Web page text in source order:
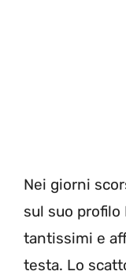
Nei giorni
sul suo profilo
tantissimi e
testa. Lo